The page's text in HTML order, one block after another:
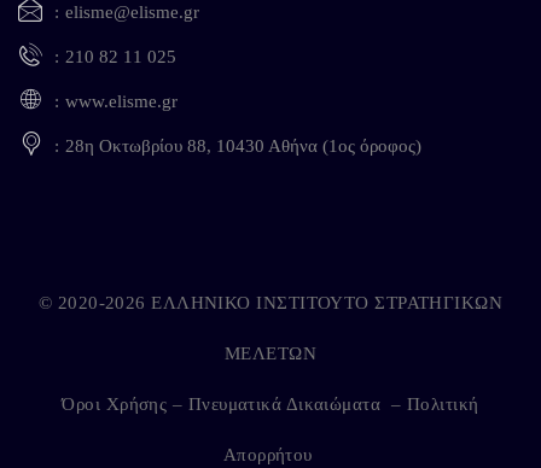
elisme@elisme.gr
210 82 11 025
www.elisme.gr
28η Οκτωβρίου 88, 10430 Αθήνα (1ος όροφος)
© 2020-2026 ΕΛΛΗΝΙΚΟ ΙΝΣΤΙΤΟΥΤΟ ΣΤΡΑΤΗΓΙΚΩΝ
ΜΕΛΕΤΩΝ
Όροι Χρήσης – Πνευματικά Δικαιώματα – Πολιτική
Απορρήτου